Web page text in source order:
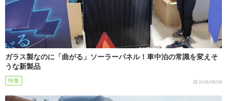
ガラス製なのに「曲がる」ソーラーパネル！車中泊の常識を変えそ
うな新製品
特集 2026/08/06